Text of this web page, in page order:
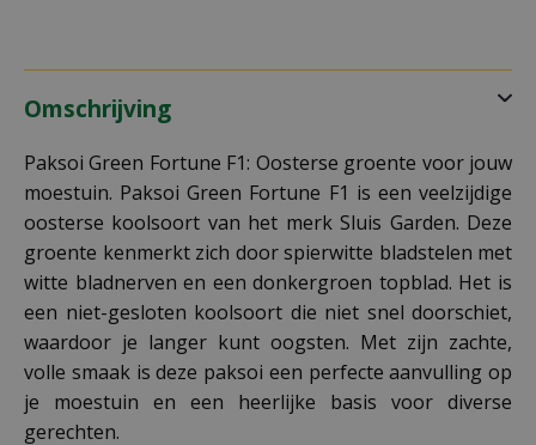
Omschrijving
Paksoi Green Fortune F1: Oosterse groente voor jouw
moestuin. Paksoi Green Fortune F1 is een veelzijdige
oosterse koolsoort van het merk Sluis Garden. Deze
groente kenmerkt zich door spierwitte bladstelen met
witte bladnerven en een donkergroen topblad. Het is
een niet-gesloten koolsoort die niet snel doorschiet,
waardoor je langer kunt oogsten. Met zijn zachte,
volle smaak is deze paksoi een perfecte aanvulling op
je moestuin en een heerlijke basis voor diverse
gerechten.